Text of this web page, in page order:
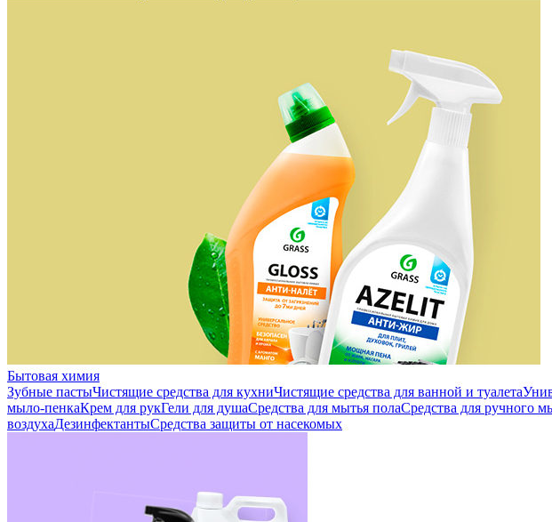
Бытовая химия
Зубные пастыЧистящие средства для кухниЧистящие средства для ванной и туалета
мыло-пенкаКрем для рукГели для душаСредства для мытья полаСредства для ручного
воздухаДезинфектантыСредства защиты от насекомых